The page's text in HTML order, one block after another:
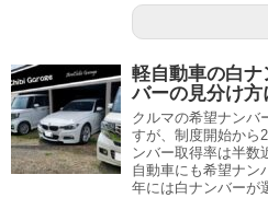
軽自動車の白
バーの見分け方
クルマの希望ナンバ
すが、制度開始から
ンバー取得率は半数
自動車にも希望ナン
年には白ナンバーが